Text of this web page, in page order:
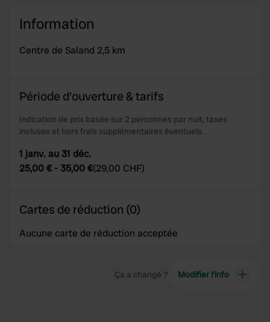
provided to them or that they’ve collected from your use
Information
Centre de Saland 2,5 km
Période d'ouverture & tarifs
Indication de prix basée sur 2 personnes par nuit, taxes
incluses et hors frais supplémentaires éventuels.
1 janv. au 31 déc.
25,00 € - 35,00 €(29,00 CHF)
Cartes de réduction (0)
Aucune carte de réduction acceptée
Ça a changé ? Modifier l’info